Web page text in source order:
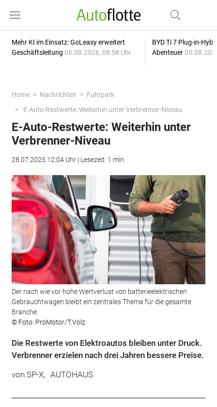
Mehr KI im Einsatz: GoLeasy erweitert
Geschäftsleitung 06.08.2026, 08:58 Uhr
BYD Ti 7 Plug-in-
Abenteuer
Home Nachrichten
Fuhrpark
E-Auto-Restwerte: Weiterhin unter Verbrenner-Niveau
E-Auto-Restwerte: Weiterhin unter
Verbrenner-Niveau
28.07.2025 12:04 Uhr | Lesezeit: 1 min
Der nach wie vor hohe Wertverlust von batterieelektrischen
Gebrauchtwagen bleibt ein zentrales Thema für die gesamte
Branche.
© Foto: ProMotor/T.Volz
Die Restwerte von Elektroautos bleiben unter Druck.
Verbrenner erzielen nach drei Jahren bessere Preise.
von SP-X, AUTOHAUS